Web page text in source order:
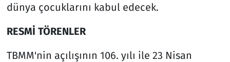
dünya çocuklarını kabul edecek.
RESMİ TÖRENLER
TBMM'nin açılışının 106. yılı ile 23 Nisan